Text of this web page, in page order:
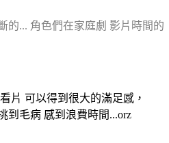
的... 角色們在家庭劇 影片時間的
片 可以得到很大的滿足感，
到毛病 感到浪費時間...orz